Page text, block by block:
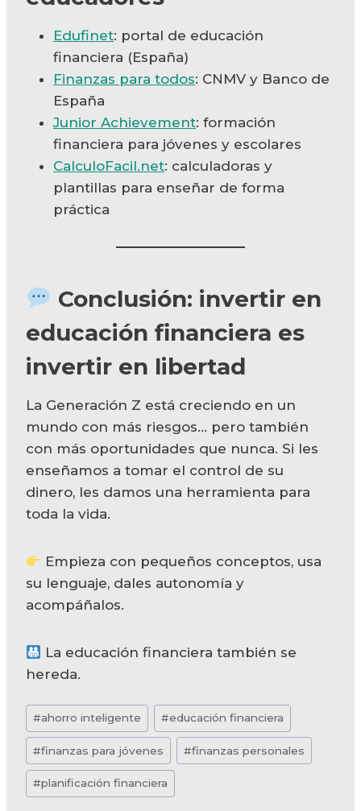
Edufinet: portal de educación
financiera (España)
Finanzas para todos: CNMV y Banco de
España
Junior Achievement: formación
financiera para jóvenes y escolares
CalculoFacil.net: calculadoras y
plantillas para enseñar de forma
práctica
Conclusión: invertir en
educación financiera es
invertir en libertad
La Generación Z está creciendo en un
mundo con más riesgos… pero también
con más oportunidades que nunca. Si les
enseñamos a tomar el control de su
dinero, les damos una herramienta para
toda la vida.
Empieza con pequeños conceptos, usa
su lenguaje, dales autonomía y
acompáñalos.
La educación financiera también se
hereda.
Etiquetas
de
la
entrada:
#ahorro inteligente #educación financiera
#finanzas para jóvenes #finanzas personales
#planificación financiera